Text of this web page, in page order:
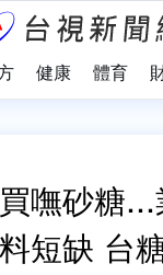
健康 體育
嘸砂糖
短缺 台